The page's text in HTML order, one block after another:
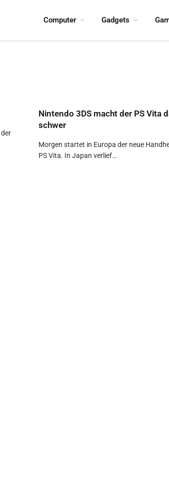
Computer Gadgets
Nintendo 3DS macht der PS Vita
schwer
Morgen startet in Europa der neue
PS Vita. In Japan verlief…